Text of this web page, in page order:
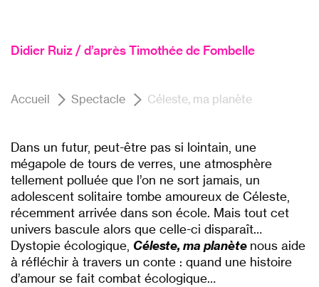
Didier Ruiz / d’après Timothée de Fombelle
Accueil Spectacle Céleste, ma planète
Dans un futur, peut-être pas si lointain, une
mégapole de tours de verres, une atmosphère
tellement polluée que l’on ne sort jamais, un
adolescent solitaire tombe amoureux de Céleste,
récemment arrivée dans son école. Mais tout cet
univers bascule alors que celle-ci disparaît…
Dystopie écologique, Céleste, ma planète nous aide
à réfléchir à travers un conte : quand une histoire
d’amour se fait combat écologique…